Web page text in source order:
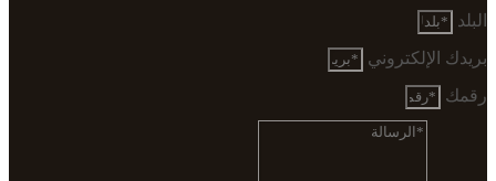
البلد
بريدك الإلكتروني
رقمك